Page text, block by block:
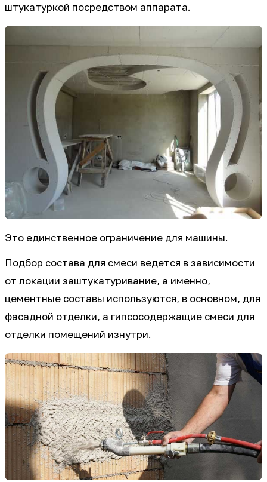
штукатуркой посредством аппарата.
Это единственное ограничение для машины.
Подбор состава для смеси ведется в зависимости
от локации заштукатуривание, а именно,
цементные составы используются, в основном, для
фасадной отделки, а гипсосодержащие смеси для
отделки помещений изнутри.